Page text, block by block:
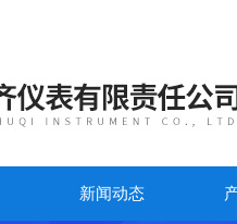
新闻动态